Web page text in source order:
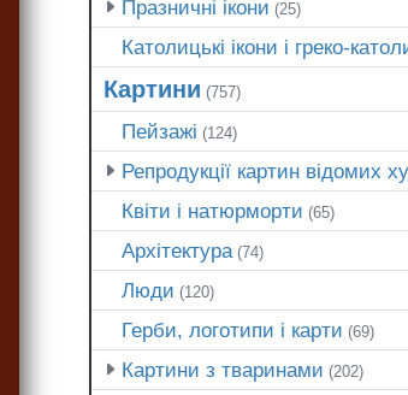
Празничні ікони (25)
Католицькі ікони і греко-
Картини (757)
Пейзажі (124)
Репродукції картин відомих
Квіти і натюрморти (65)
Архітектура(74)
Люди (120)
Герби, логотипи і карти (69)
Картини з тваринами (202)